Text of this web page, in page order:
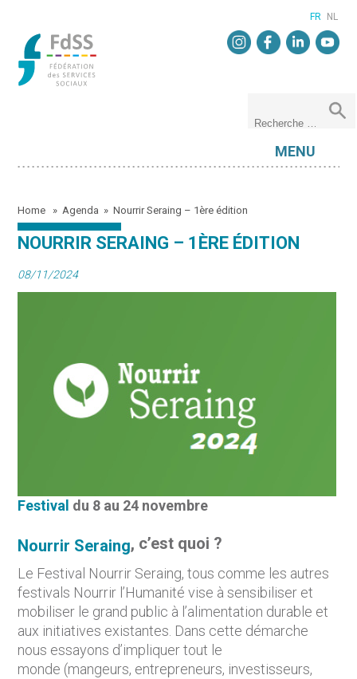
FR NL
MENU
Home »Agenda »Nourrir Seraing – 1ère édition
NOURRIR SERAING – 1ÈRE ÉDITION
08/11/2024
Festival du 8 au 24 novembre
Nourrir Seraing, c’est quoi ?
Le Festival Nourrir Seraing, tous comme les autres
festivals Nourrir l’Humanité vise à sensibiliser et
mobiliser le grand public à l’alimentation durable et
aux initiatives existantes. Dans cette démarche
nous essayons d’impliquer tout le
monde (mangeurs, entrepreneurs, investisseurs,